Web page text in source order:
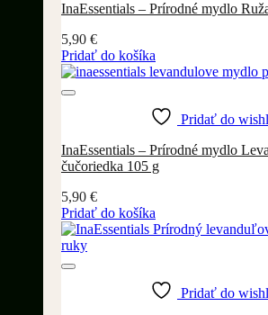
InaEssentials – Prírodné mydlo
5,90 €
Pridať do košíka
Pridať do
InaEssentials – Prírodné mydlo
čučoriedka 105 g
5,90 €
Pridať do košíka
Pridať do